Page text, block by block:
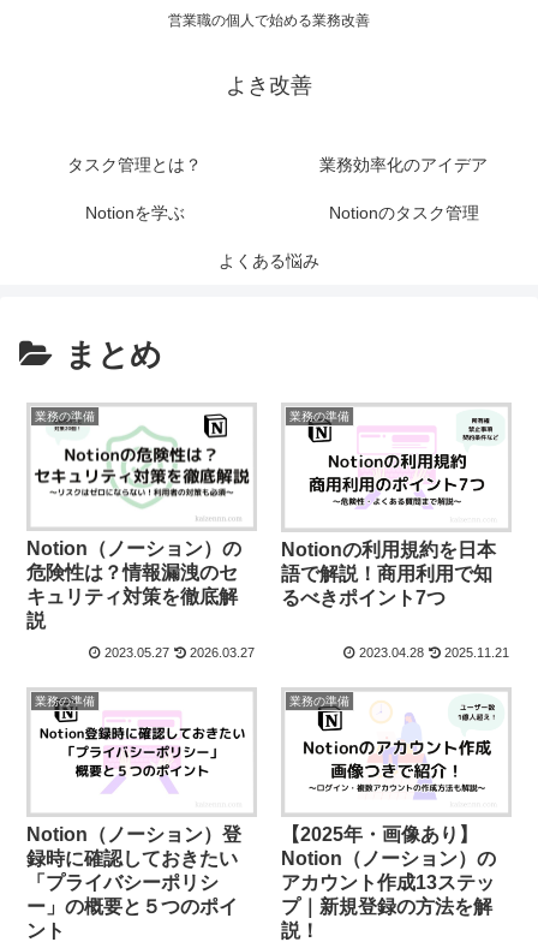
営業職の個人で始める業務改善
よき改善
タスク管理とは？ 業務効率化のアイデア
Notionを学ぶ Notionのタスク管理
よくある悩み
まとめ
業務の準備
Notion（ノーション）の
危険性は？情報漏洩のセ
キュリティ対策を徹底解
説
2023.05.27 2026.03.27
業務の準備
Notionの利用規約を日本
語で解説！商用利用で知
るべきポイント7つ
2023.04.28 2025.11.21
業務の準備
Notion（ノーション）登
録時に確認しておきたい
「プライバシーポリシ
ー」の概要と５つのポイ
ント
業務の準備
【2025年・画像あり】
Notion（ノーション）の
アカウント作成13ステッ
プ｜新規登録の方法を解
説！